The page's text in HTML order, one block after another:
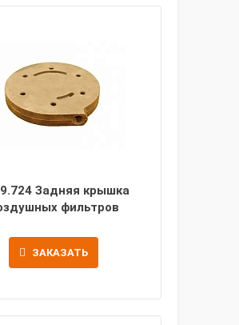
Задняя крышка
фильтров
ЗАКАЗАТЬ